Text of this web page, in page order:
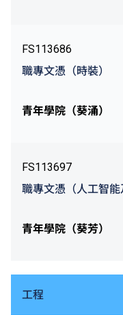
FS113686
職專文憑（時裝）
青年學院（葵涌）
FS113697
職專文憑（人工智能
青年學院（葵芳）
工程